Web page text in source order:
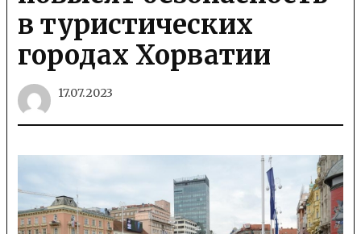
в туристических
городах Хорватии
17.07.2023